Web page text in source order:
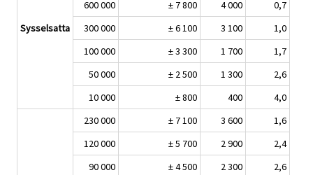
Sysselsatta
600 000
± 7 800 4 000
0,7
300 000
± 6 100 3 100
1,0
100 000
± 3 300 1 700
1,7
50 000
± 2 500 1 300
2,6
10 000
± 800 400 4,0
230 000 ± 7 100 3 600
1,6
120 000
± 5 700 2 900
2,4
90 000
± 4 500 2 300
2,6